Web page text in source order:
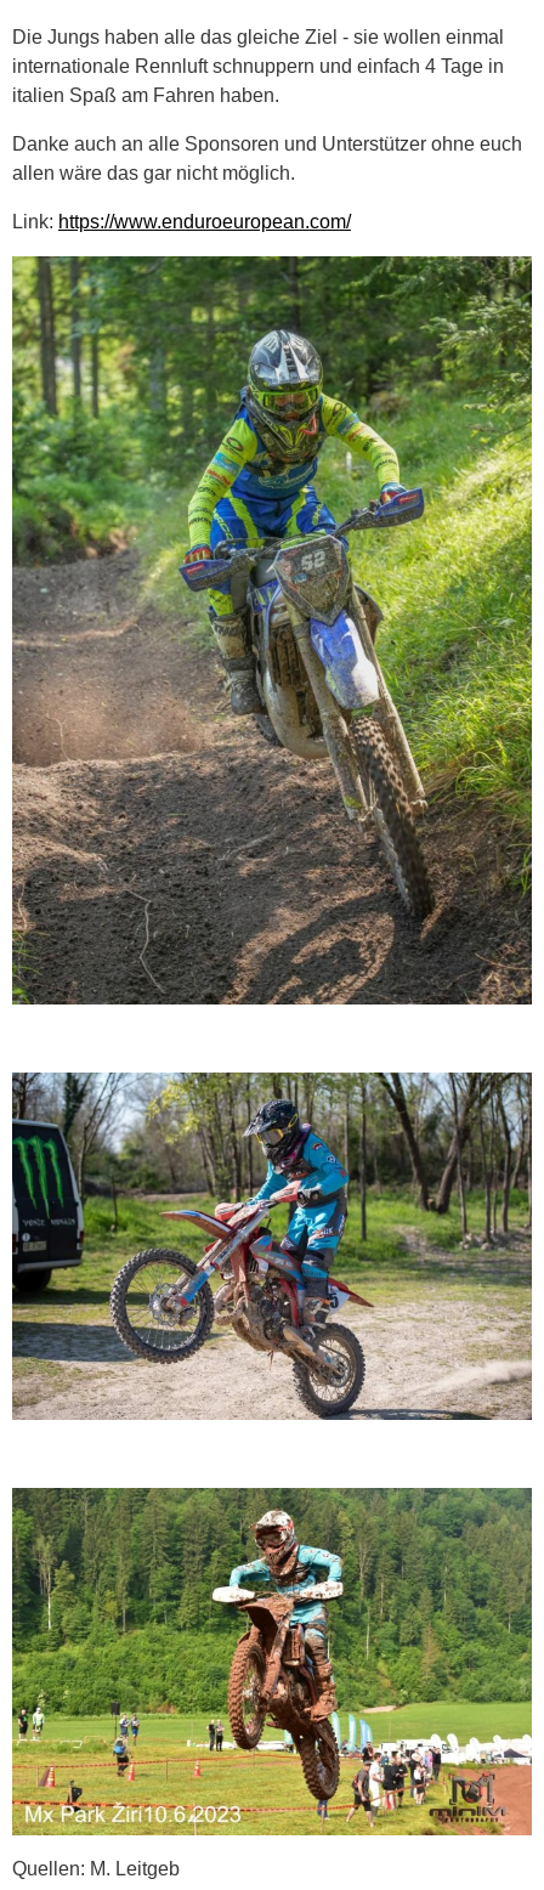
Die Jungs haben alle das gleiche Ziel - sie wollen einmal
internationale Rennluft schnuppern und einfach 4 Tage in
italien Spaß am Fahren haben.
Danke auch an alle Sponsoren und Unterstützer ohne euch
allen wäre das gar nicht möglich.
Link: https://www.enduroeuropean.com/
Quellen: M. Leitgeb